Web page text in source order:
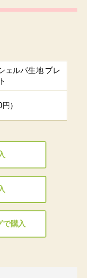
ェルパ生地 プレ
）
で購入